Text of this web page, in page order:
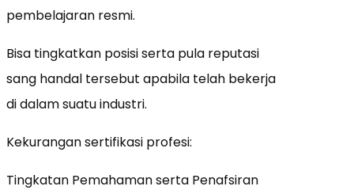
pembelajaran resmi.
Bisa tingkatkan posisi serta pula reputasi
sang handal tersebut apabila telah bekerja
di dalam suatu industri.
Kekurangan sertifikasi profesi:
Tingkatan Pemahaman serta Penafsiran